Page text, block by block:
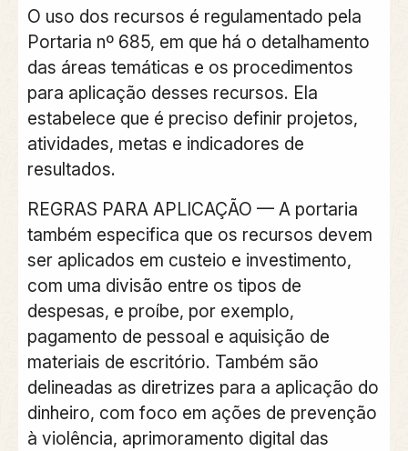
O uso dos recursos é regulamentado pela
Portaria nº 685, em que há o detalhamento
das áreas temáticas e os procedimentos
para aplicação desses recursos. Ela
estabelece que é preciso definir projetos,
atividades, metas e indicadores de
resultados.
REGRAS PARA APLICAÇÃO — A portaria
também especifica que os recursos devem
ser aplicados em custeio e investimento,
com uma divisão entre os tipos de
despesas, e proíbe, por exemplo,
pagamento de pessoal e aquisição de
materiais de escritório. Também são
delineadas as diretrizes para a aplicação do
dinheiro, com foco em ações de prevenção
à violência, aprimoramento digital das